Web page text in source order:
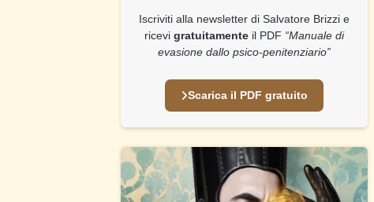
Iscriviti alla newsletter di Salvatore Brizzi e
ricevi gratuitamenteil PDF “Manuale di
evasione dallo psico-penitenziario”
Scarica il PDF gratuito